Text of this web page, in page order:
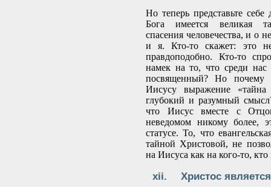
Но теперь представьте
Бога имеется великая
спасения человечества, и о
и я. Кто-то скажет: это
правдоподобно. Кто-то
намек на то, что среди нас
посвященный? Но
Иисусу выражение «тайна
глубокий и разумный
что Иисус вместе с
неведомом никому более,
статусе. То, что
тайной Христовой, не
на Иисуса как на кого-то,
Христос